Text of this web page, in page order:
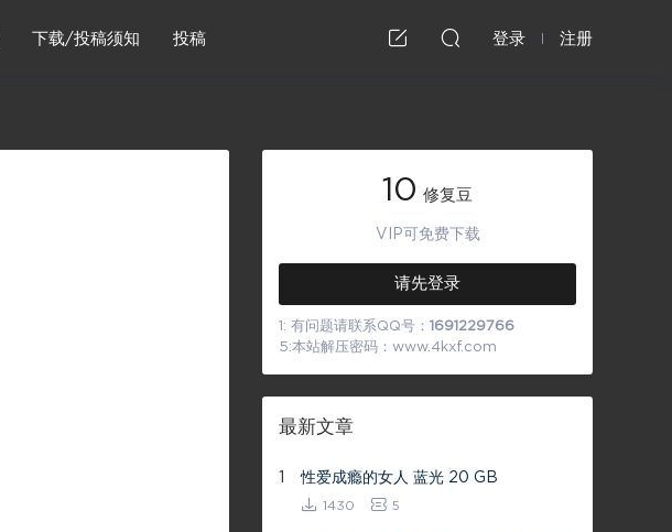
下载/投稿须知 投稿 登录 注册
10 修复豆
VIP可免费下载
请先登录
1: 有问题请联系QQ号： 1691229766
5:本站解压密码：www.4kxf.com
最新文章
1 性爱成瘾的女人 蓝光 20 GB
1430 5